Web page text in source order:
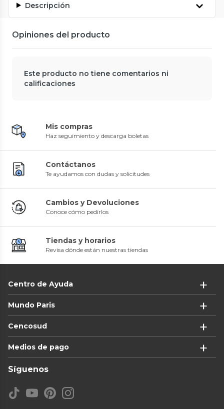
Descripción
Opiniones del producto
Este producto no tiene comentarios ni
calificaciones
Mis compras
Haz seguimiento y descarga boletas
Contáctanos
Te ayudamos con dudas y solicitudes
Cambios y Devoluciones
Conoce cómo pedirlos
Tiendas y horarios
Revisa dónde están nuestras tiendas
Centro de Ayuda
Mundo Paris
Cencosud
Medios de pago
Síguenos